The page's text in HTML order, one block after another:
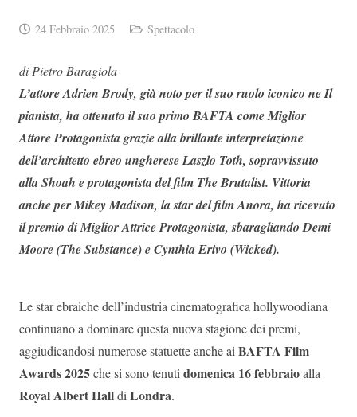
24 Febbraio 2025 Spettacolo
di Pietro Baragiola
L’attore Adrien Brody, già noto per il suo ruolo iconico ne Il
pianista, ha ottenuto il suo primo BAFTA come Miglior
Attore Protagonista grazie alla brillante interpretazione
dell’architetto ebreo ungherese Laszlo Toth, sopravvissuto
alla Shoah e protagonista del film The Brutalist. Vittoria
anche per Mikey Madison, la star del film Anora, ha ricevuto
il premio di Miglior Attrice Protagonista, sbaragliando Demi
Moore (The Substance) e Cynthia Erivo (Wicked).
Le star ebraiche dell’industria cinematografica hollywoodiana
continuano a dominare questa nuova stagione dei premi,
aggiudicandosi numerose statuette anche aiBAFTA Film
Awards 2025che si sono tenutidomenica 16 febbraioalla
Royal Albert HalldiLondra.